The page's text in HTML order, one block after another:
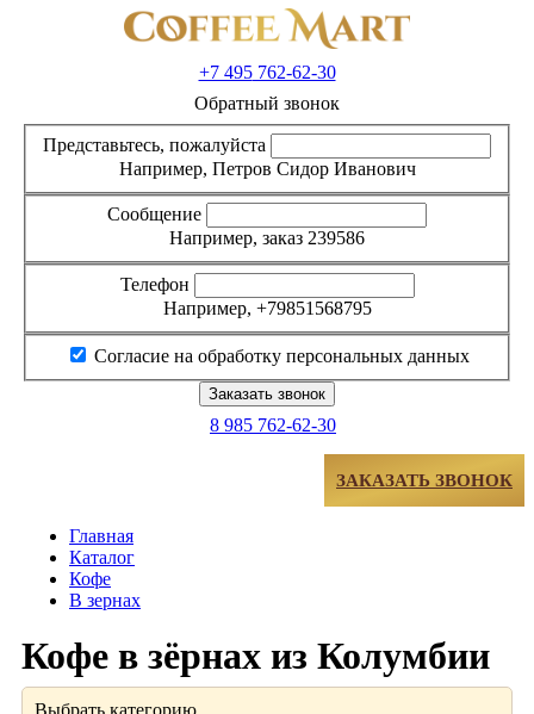
+7 495762-62-30
Обратный звонок
Представьтесь, пожалуйста
Например, Петров Сидор Иванович
Сообщение
Например, заказ 239586
Телефон
Например, +79851568795
Согласие на обработку персональных данных
8 985 762-62-30
ЗАКАЗАТЬ ЗВОНОК
Главная
Каталог
Кофе
В зернах
Кофе в зёрнах из Колумбии
Выбрать категорию